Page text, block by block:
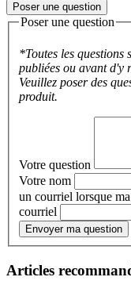
Poser une question
Poser une question
*Toutes les questions
publiées ou avant d'y
Veuillez poser des
produit.
Votre question
Votre nom
un courriel lorsque
courriel
Envoyer ma question
Articles